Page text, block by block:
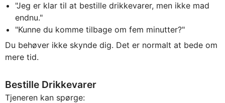
"Jeg er klar til at bestille drikkevarer, men ikke mad
endnu."
"Kunne du komme tilbage om fem minutter?"
Du behøver ikke skynde dig. Det er normalt at bede om
mere tid.
Bestille Drikkevarer
Tjeneren kan spørge: